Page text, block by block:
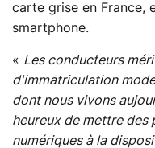
carte grise en France,
smartphone.
« Les conducteurs
d'immatriculation
dont nous vivons
heureux de mettre
numériques à la